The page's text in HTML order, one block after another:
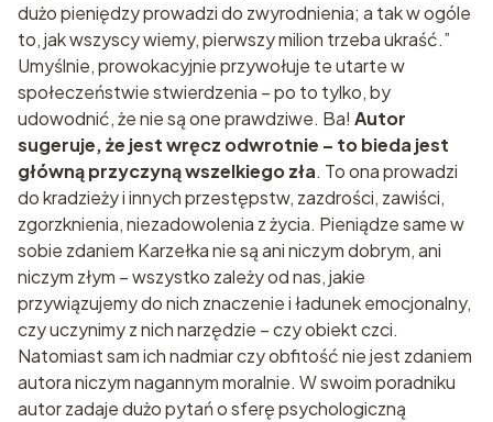
dużo pieniędzy prowadzi do zwyrodnienia; a tak w ogóle
to, jak wszyscy wiemy, pierwszy milion trzeba ukraść.”
Umyślnie, prowokacyjnie przywołuje te utarte w
społeczeństwie stwierdzenia – po to tylko, by
udowodnić, że nie są one prawdziwe. Ba! Autor
sugeruje, że jest wręcz odwrotnie – to bieda jest
główną przyczyną wszelkiego zła. To ona prowadzi
do kradzieży i innych przestępstw, zazdrości, zawiści,
zgorzknienia, niezadowolenia z życia. Pieniądze same w
sobie zdaniem Karzełka nie są ani niczym dobrym, ani
niczym złym – wszystko zależy od nas, jakie
przywiązujemy do nich znaczenie i ładunek emocjonalny,
czy uczynimy z nich narzędzie – czy obiekt czci.
Natomiast sam ich nadmiar czy obfitość nie jest zdaniem
autora niczym nagannym moralnie. W swoim poradniku
autor zadaje dużo pytań o sferę psychologiczną